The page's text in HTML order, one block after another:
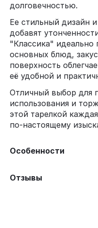
долговечностью.
Ее стильный дизайн
добавят
"Классика" идеально
основных блюд,
поверхность
её удобной и
Отличный выбор для
использования и
этой тарелкой
по-настоящему
Особенности
Отзывы